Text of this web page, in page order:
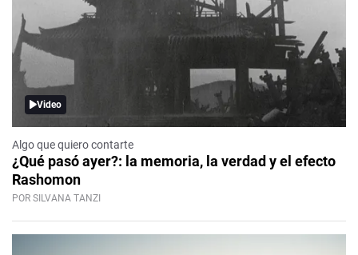
Video
Algo que quiero contarte
¿Qué pasó ayer?: la memoria, la verdad y el efecto
Rashomon
POR SILVANA TANZI